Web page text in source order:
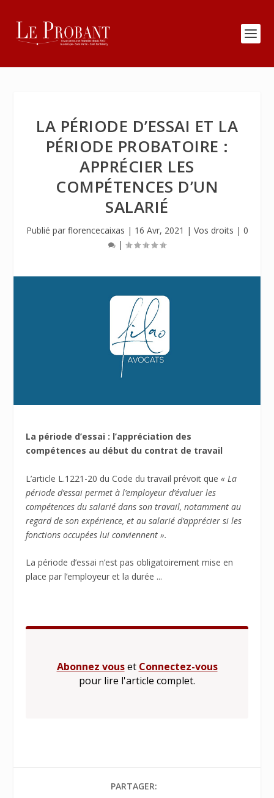
LA PÉRIODE D’ESSAI ET LA
PÉRIODE PROBATOIRE :
APPRÉCIER LES
COMPÉTENCES D’UN
SALARIÉ
Publié par florencecaixas | 16 Avr, 2021 | Vos droits | 0
|
La période d’essai : l’appréciation des
compétences au début du contrat de travail
L’article L.1221-20 du Code du travail prévoit que« La
période d’essai permet à l’employeur d’évaluer les
compétences du salarié dans son travail, notamment au
regard de son expérience, et au salarié d’apprécier si les
fonctions occupées lui conviennent ».
La période d’essai n’est pas obligatoirement mise en
place par l’employeur et la durée ...
Abonnez vouset Connectez-vous
pour lire l'article complet.
PARTAGER: